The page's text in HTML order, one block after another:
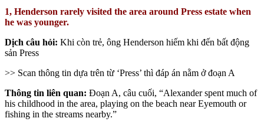
1, Henderson rarely visited the area around Press estate when
he was younger.
Dịch câu hỏi: Khi còn trẻ, ông Henderson hiếm khi đến bất động
sản Press
>> Scan thông tin dựa trên từ ‘Press’ thì đáp án nằm ở đoạn A
Thông tin liên quan: Đoạn A, câu cuối, “Alexander spent much of
his childhood in the area, playing on the beach near Eyemouth or
fishing in the streams nearby.”